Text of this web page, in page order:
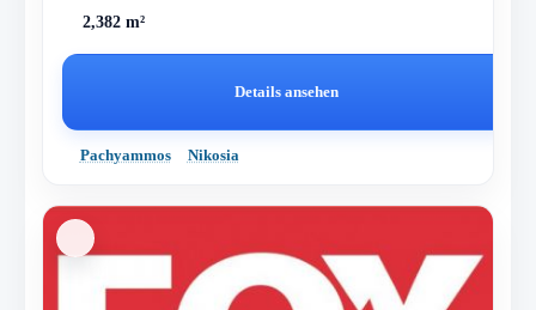
2,382 m²
Details ansehen
Pachyammos Nikosia